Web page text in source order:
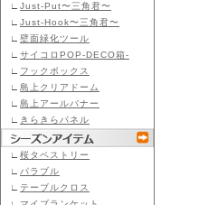
∟ Just-Put〜三角君〜
∟ Just-Hook〜三角君〜
∟ 壁面緑化ツール
∟ サイコロPOP-DECO箱-
∟ フックボックス
∟ 島上クリアドーム
∟ 島上アールバナー
∟
きらきらパネル
∟ 桜タペストリー
∟ パラブル
∟ テーブルクロス